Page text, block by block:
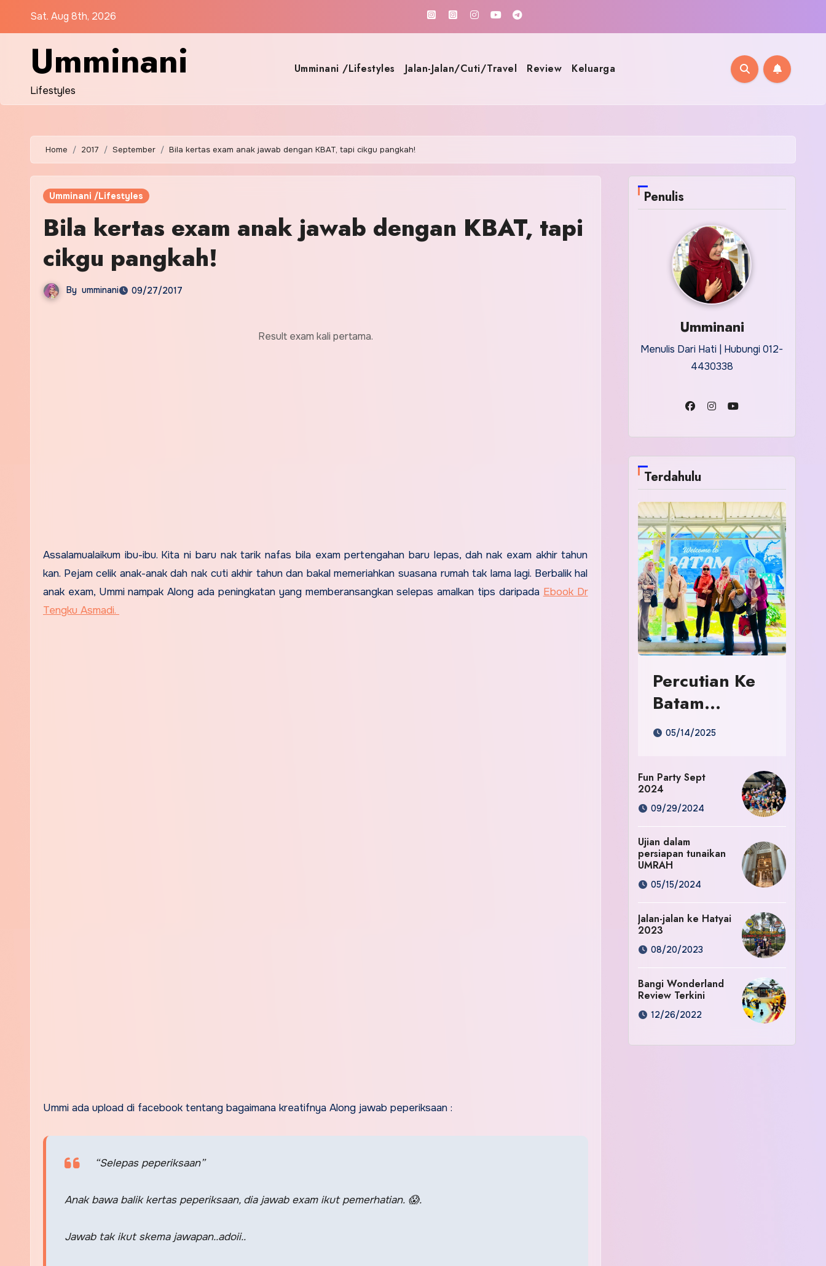
Sat. Aug 8th, 2026
Umminani
Lifestyles
Umminani /Lifestyles Jalan-Jalan/Cuti/Travel Review Keluarga
Home 2017 September Bila kertas exam anak jawab dengan KBAT, tapi cikgu pangkah!
Umminani /Lifestyles
Bila kertas exam anak jawab dengan KBAT, tapi
cikgu pangkah!
By umminani 09/27/2017
Result exam kali pertama.
Assalamualaikum ibu-ibu. Kita ni baru nak tarik nafas bila exam pertengahan baru lepas, dah nak exam akhir tahun
kan. Pejam celik anak-anak dah nak cuti akhir tahun dan bakal memeriahkan suasana rumah tak lama lagi. Berbalik hal
anak exam, Ummi nampak Along ada peningkatan yang memberansangkan selepas amalkan tips daripada Ebook Dr
Tengku Asmadi.
Ummi ada upload di facebook tentang bagaimana kreatifnya Along jawab peperiksaan :
“Selepas peperiksaan”
Anak bawa balik kertas peperiksaan, dia jawab exam ikut pemerhatian. 😱.
Jawab tak ikut skema jawapan..adoii..
Penulis
Umminani
Menulis Dari Hati | Hubungi 012-
4430338
Terdahulu
Percutian Ke
Batam
Indonesia
05/14/2025
Fun Party Sept
2024
09/29/2024
Ujian dalam
persiapan tunaikan
UMRAH
05/15/2024
Jalan-jalan ke Hatyai
2023
08/20/2023
Bangi Wonderland
Review Terkini
12/26/2022